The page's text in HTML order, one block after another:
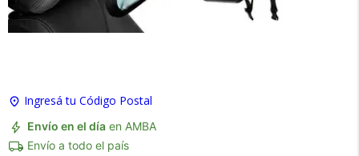
Ingresá tu Código Postal
Envío en el día en AMBA
Envío a todo el país